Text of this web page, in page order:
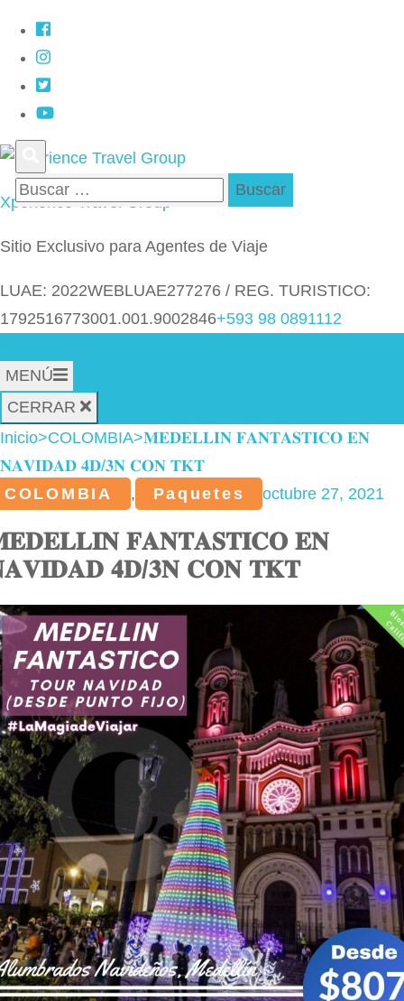
Saltar
contenido
(presiona
la
tecla
Intro)
Buscar:
Xperience Travel Group
Sitio Exclusivo para Agentes de Viaje
LUAE: 2022WEBLUAE277276 / REG. TURISTICO:
1792516773001.001.9002846+593 98 0891112
MENÚ
CERRAR
Inicio>COLOMBIA>𝐌𝐄𝐃𝐄𝐋𝐋𝐈𝐍 𝐅𝐀𝐍𝐓𝐀𝐒𝐓𝐈𝐂𝐎 𝐄𝐍
𝐍𝐀𝐕𝐈𝐃𝐀𝐃 𝟒𝐃/𝟑𝐍 𝐂𝐎𝐍 𝐓𝐊𝐓
COLOMBIA
, Paquetes octubre 27, 2021
𝐅𝐀𝐍𝐓𝐀𝐒𝐓𝐈𝐂𝐎 𝐄𝐍
𝟒𝐃/𝟑𝐍 𝐂𝐎𝐍 𝐓𝐊𝐓